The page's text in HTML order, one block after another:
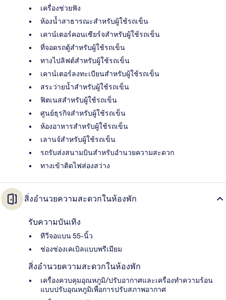
เครื่องช่วยฟัง
ห้องน้ำสาธารณะสำหรับผู้ใช้รถเข็น
เคาน์เตอร์คอนเซียร์จสำหรับผู้ใช้รถเข็น
ที่จอดรถตู้สำหรับผู้ใช้รถเข็น
ทางไปลิฟต์สำหรับผู้ใช้รถเข็น
เคาน์เตอร์ลงทะเบียนสำหรับผู้ใช้รถเข็น
สระว่ายน้ำสำหรับผู้ใช้รถเข็น
ฟิตเนสสำหรับผู้ใช้รถเข็น
ศูนย์ธุรกิจสำหรับผู้ใช้รถเข็น
ห้องอาหารสำหรับผู้ใช้รถเข็น
เลานจ์สำหรับผู้ใช้รถเข็น
รถรับส่งสนามบินสำหรับอำนวยความสะดวก
ทางเข้าติดไฟส่องสว่าง
สิ่งอำนวยความสะดวกในห้องพัก
รับความบันเทิง
ทีวีจอแบน 55-นิ้ว
ช่องช่องเคเบิลแบบพรีเมียม
สิ่งอำนวยความสะดวกในห้องพัก
เครื่องควบคุมอุณหภูมิ/ปรับอากาศและเครื่องทำความร้อน
แบบปรับอุณหภูมิเพื่อการปรับสภาพอากาศ